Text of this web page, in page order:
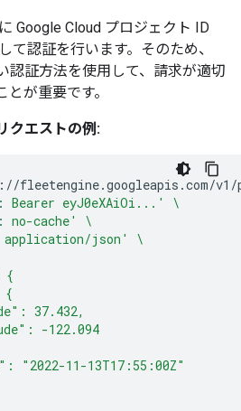
Google Cloud プロジェクト ID
て認証を行います。そのため、
認証方法を使用して、請求が適切
が重要です。
クエストの例:
fleetengine.googleapis.com/
eyJ0eXAiOi...'
\
no-cache'
\
json'
\
{
{
37.432,
-122.094
"2022-11-13T17:55:00Z"